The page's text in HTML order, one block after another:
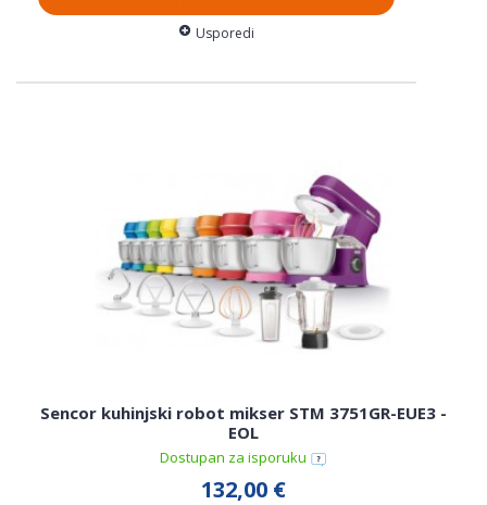
Usporedi
Sencor kuhinjski robot mikser STM 3751GR-EUE3 -
EOL
Dostupan za isporuku
132,00 €